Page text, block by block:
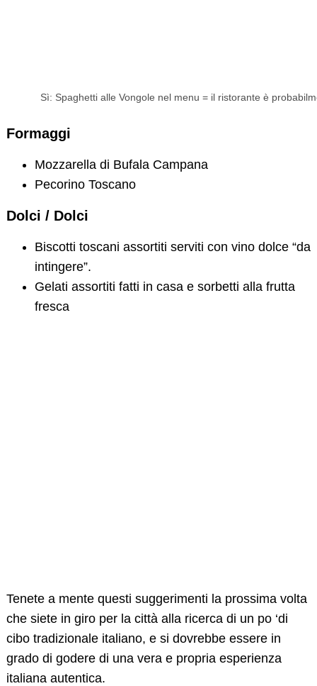
Sì: Spaghetti alle Vongole nel menu = il ristorante è
Formaggi
Mozzarella di Bufala Campana
Pecorino Toscano
Dolci / Dolci
Biscotti toscani assortiti serviti con vino dolce “da
intingere”.
Gelati assortiti fatti in casa e sorbetti alla frutta
fresca
Tenete a mente questi suggerimenti la prossima volta
che siete in giro per la città alla ricerca di un po ‘di
cibo tradizionale italiano, e si dovrebbe essere in
grado di godere di una vera e propria esperienza
italiana autentica.